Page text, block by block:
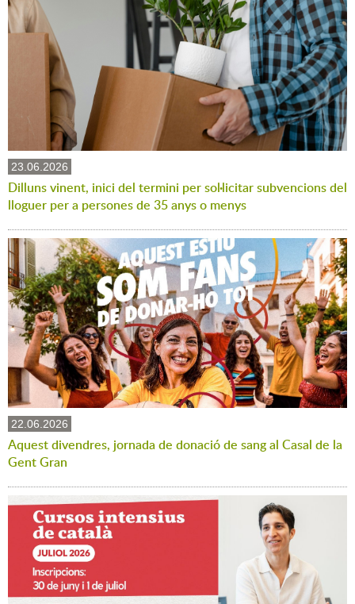
23.06.2026
Dilluns vinent, inici del termini per sol·licitar subvencions del
lloguer per a persones de 35 anys o menys
22.06.2026
Aquest divendres, jornada de donació de sang al Casal de la
Gent Gran